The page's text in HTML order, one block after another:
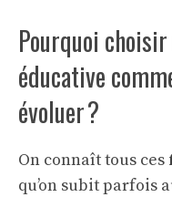
Pourquoi
éducative
évoluer ?
On connaît tous ces
qu’on subit parfois